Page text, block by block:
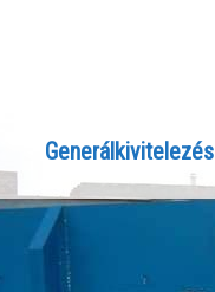
Generálkivitelezés